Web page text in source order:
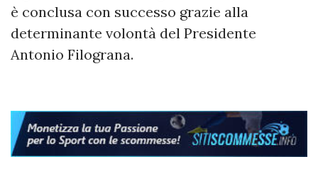
è conclusa con successo grazie alla
determinante volontà del Presidente
Antonio Filograna.